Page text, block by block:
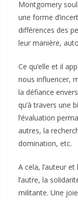
Montgomery
une forme
différences des
leur manière,
Ce qu’elle et il
nous influencer,
la défiance
qu’à travers une
l’évaluation
autres, la
domination, etc.
A cela, l’auteur
l’autre, la
militante. Une